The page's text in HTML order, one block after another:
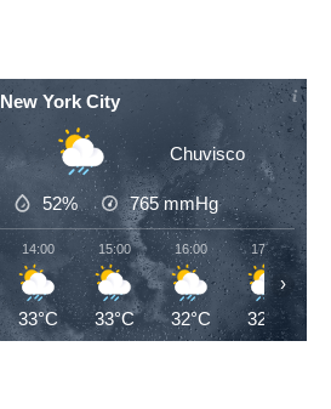
New York City
Chuvisco
52% 765mmHg
14:00
33°C
15:00
33°C
16:00
32°C
17:00
32°C
›